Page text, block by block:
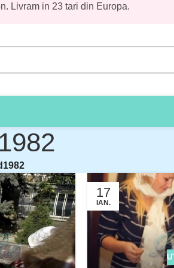
Livram in 23 tari din Europa.
17
IAN.